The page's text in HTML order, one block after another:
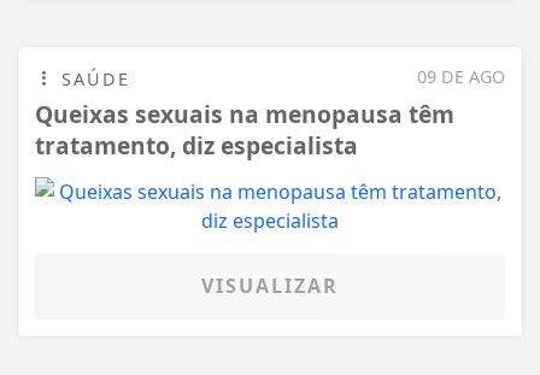
09 DE AGO
SAÚDE
Queixas sexuais na menopausa têm
tratamento, diz especialista
VISUALIZAR